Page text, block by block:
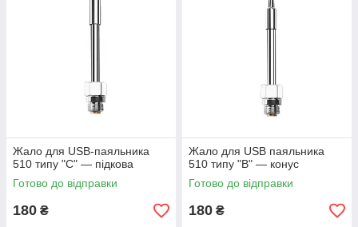
Жало для USB-паяльника
510 типу "C" — підкова
Готово до відправки
180 ₴
Жало для USB паяльника
510 типу "B" — конус
Готово до відправки
180 ₴